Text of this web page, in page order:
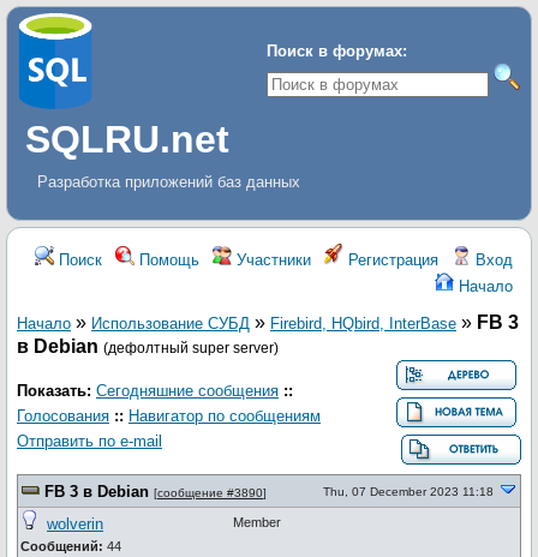
Поиск в форумах:
SQLRU.net
Разработка приложений баз данных
Поиск Помощь Участники Регистрация
Вход
Начало
Начало » Использование СУБД » Firebird, HQbird, InterBase » FB 3
в Debian (дефолтный super server)
Показать: Сегодняшние сообщения ::
Голосования :: Навигатор по сообщениям
Отправить по e-mail
FB 3 в Debian [сообщение #3890] Thu, 07 December 2023 11:18
wolverin
Сообщений: 44
Member